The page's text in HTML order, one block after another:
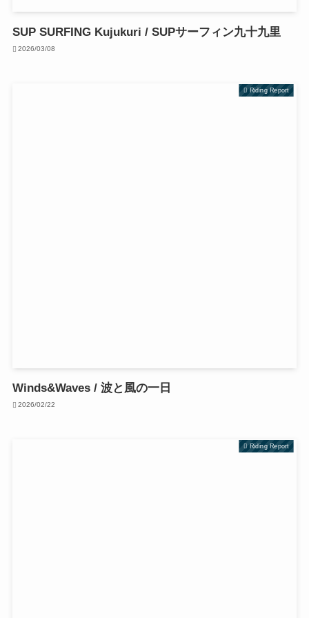
SUP SURFING Kujukuri / SUPサーフィン九十九里
2026/03/08
Riding Report
Winds&Waves / 波と風の一日
2026/02/22
Riding Report